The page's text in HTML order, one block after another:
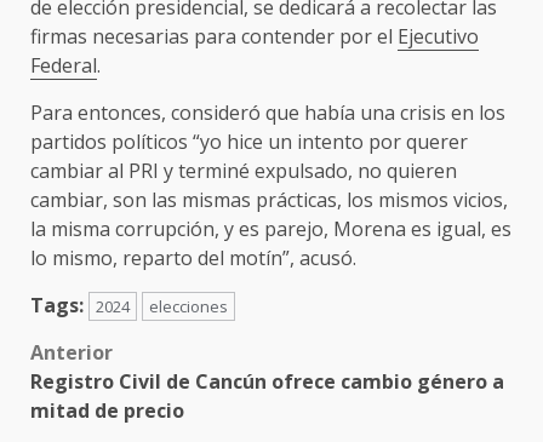
de elección presidencial, se dedicará a recolectar las
firmas necesarias para contender por el Ejecutivo
Federal.
Para entonces, consideró que había una crisis en los
partidos políticos “yo hice un intento por querer
cambiar al PRI y terminé expulsado, no quieren
cambiar, son las mismas prácticas, los mismos vicios,
la misma corrupción, y es parejo, Morena es igual, es
lo mismo, reparto del motín”, acusó.
Tags: 2024 elecciones
Post
navigation
Anterior
Registro Civil de Cancún ofrece cambio género a
mitad de precio